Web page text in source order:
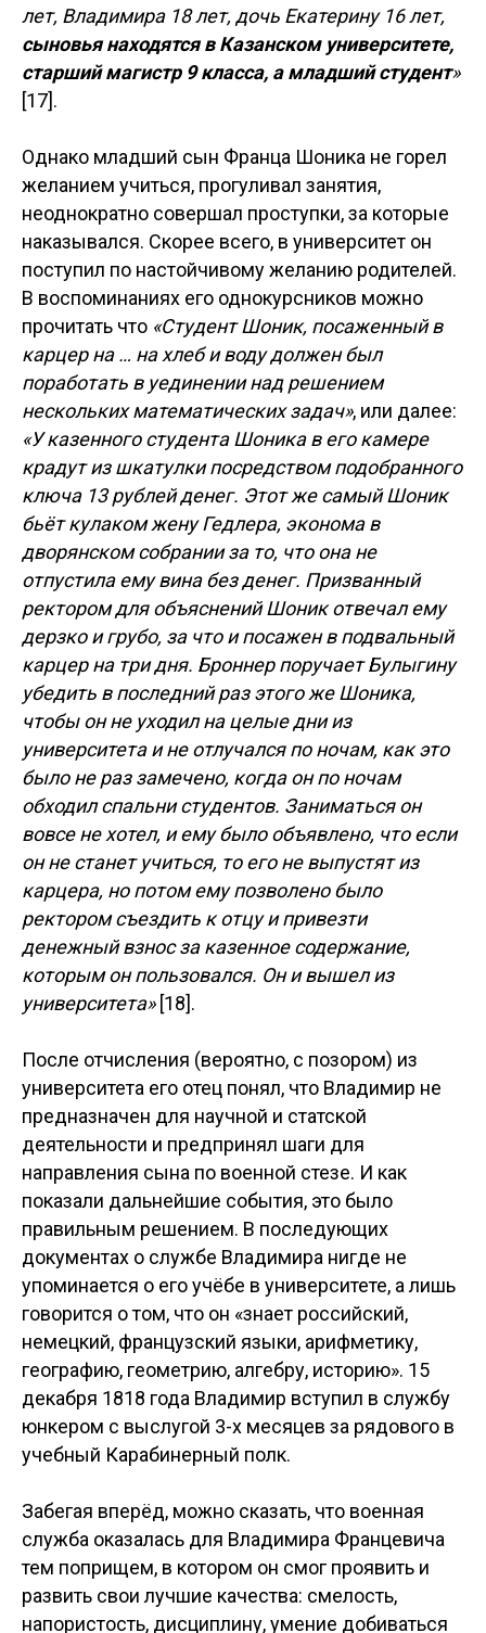
лет, Владимира 18 лет, дочь Екатерину 16 лет,
сыновья находятся в Казанском университете,
старший магистр 9 класса, а младший студент»
[17].
Однако младший сын Франца Шоника не горел
желанием учиться, прогуливал занятия,
неоднократно совершал проступки, за которые
наказывался. Скорее всего, в университет он
поступил по настойчивому желанию родителей.
В воспоминаниях его однокурсников можно
прочитать что «Студент Шоник, посаженный в
карцер на … на хлеб и воду должен был
поработать в уединении над решением
нескольких математических задач», или далее:
«У казенного студента Шоника в его камере
крадут из шкатулки посредством подобранного
ключа 13 рублей денег. Этот же самый Шоник
бьёт кулаком жену Гедлера, эконома в
дворянском собрании за то, что она не
отпустила ему вина без денег. Призванный
ректором для объяснений Шоник отвечал ему
дерзко и грубо, за что и посажен в подвальный
карцер на три дня. Броннер поручает Булыгину
убедить в последний раз этого же Шоника,
чтобы он не уходил на целые дни из
университета и не отлучался по ночам, как это
было не раз замечено, когда он по ночам
обходил спальни студентов. Заниматься он
вовсе не хотел, и ему было объявлено, что если
он не станет учиться, то его не выпустят из
карцера, но потом ему позволено было
ректором съездить к отцу и привезти
денежный взнос за казенное содержание,
которым он пользовался. Он и вышел из
университета»[18].
После отчисления (вероятно, с позором) из
университета его отец понял, что Владимир не
предназначен для научной и статской
деятельности и предпринял шаги для
направления сына по военной стезе. И как
показали дальнейшие события, это было
правильным решением. В последующих
документах о службе Владимира нигде не
упоминается о его учёбе в университете, а лишь
говорится о том, что он «знает российский,
немецкий, французский языки, арифметику,
географию, геометрию, алгебру, историю». 15
декабря 1818 года Владимир вступил в службу
юнкером с выслугой 3-х месяцев за рядового в
учебный Карабинерный полк.
Забегая вперёд, можно сказать, что военная
служба оказалась для Владимира Францевича
тем поприщем, в котором он смог проявить и
развить свои лучшие качества: смелость,
напористость, дисциплину, умение добиваться